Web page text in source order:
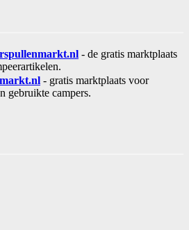
- de gratis marktplaats
- gratis marktplaats voor
gebruikte campers.